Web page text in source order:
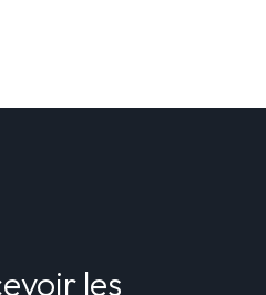
les